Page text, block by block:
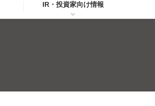
IR・投資家向け情報